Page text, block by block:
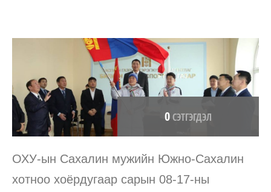
0СЭТГЭГДЭЛ
ОХУ-ын Сахалин мужийн Южно-Сахалин
хотноо хоёрдугаар сарын 08-17-ны